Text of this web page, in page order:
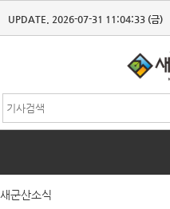
UPDATE. 2026-07-31 11:04:33 (금)
새군산소식